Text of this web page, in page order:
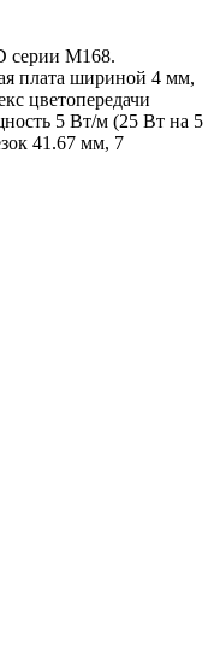
серии M168.
плата шириной 4 мм,
цветопередачи
5 Вт/м (25 Вт на 5
41.67 мм, 7